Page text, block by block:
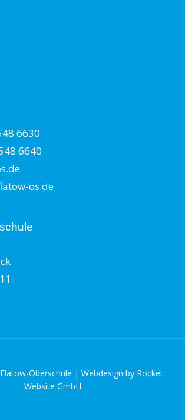
6630
6640
os.de
Oberschule | Webdesign by Rocket
Website GmbH